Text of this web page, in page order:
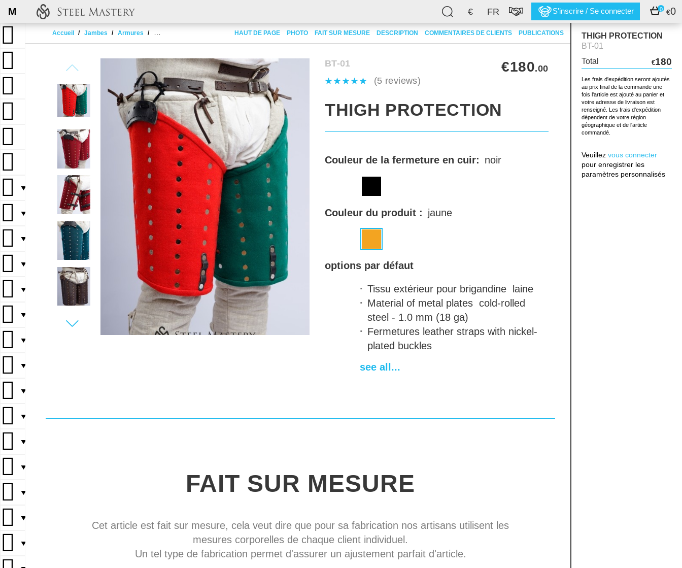
€ FR S'inscrire / Se connecter 0 €0
M
Accueil Jambes Armures Protection de jambes de brigandine Thigh protection
HAUT DE PAGE PHOTO FAIT SUR MESURE DESCRIPTION COMMENTAIRES DE CLIENTS PUBLICATIONS
▼
▼
▼
▼
▼
▼
▼
▼
▼
▼
▼
▼
▼
▼
▼
THIGH PROTECTION
BT-01
Total
€180
Les frais d'expédition seront ajoutés
au prix final de la commande une
fois l'article est ajouté au panier et
votre adresse de livraison est
renseigné. Les frais d'expédition
dépendent de votre région
géographique et de l'article
commandé.
Veuillez vous connecter
pour enregistrer les
paramètres personnalisés
BT-01
(5 reviews)
€180.00
THIGH PROTECTION
Couleur de la fermeture en cuir: noir
Couleur du produit : jaune
options par défaut
Tissu extérieur pour brigandine laine
Material of metal plates cold-rolled
steel - 1.0 mm (18 ga)
Fermetures leather straps with nickel-
plated buckles
Design bicolore
see all...
FAIT SUR MESURE
Cet article est fait sur mesure, cela veut dire que pour sa fabrication nos artisans utilisent les
mesures corporelles de chaque client individuel.
Un tel type de fabrication permet d'assurer un ajustement parfait d'article.